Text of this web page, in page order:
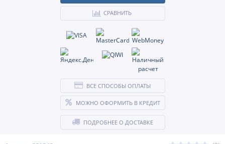
СРАВНИТЬ
ВСЕ СПОСОБЫ ОПЛАТЫ
МОЖНО ОФОРМИТЬ В КРЕДИТ
ПОДРОБНЕЕ О ДОСТАВКЕ